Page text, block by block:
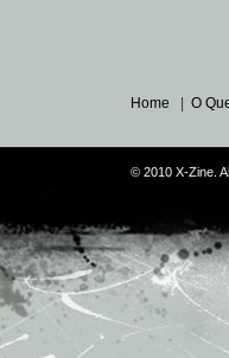
Home O
© 2010 X-Zine.